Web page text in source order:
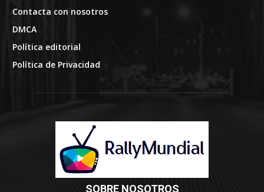
Contacta con nosotros
DMCA
Política editorial
Política de Privacidad
SOBRE NOSOTROS